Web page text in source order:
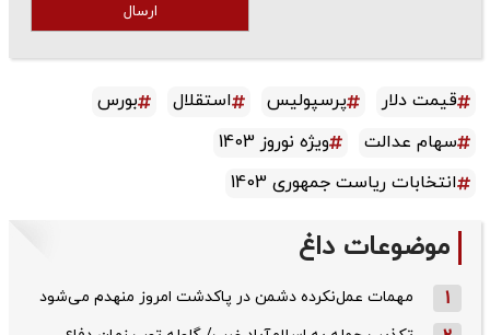
ارسال
قیمت دلار پرسپولیس استقلال
بورس
سهام عدالت
ویژه نوروز 1403
انتخابات ریاست جمهوری 1403
موضوعات داغ
1 مهمات عمل‌نکرده دشمن در پاکدشت امروز منهدم می‌شود